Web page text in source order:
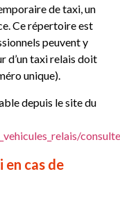
de taxi, un
Ce répertoire est
peuvent y
d’un taxi relais doit
unique).
depuis le site du
en cas de